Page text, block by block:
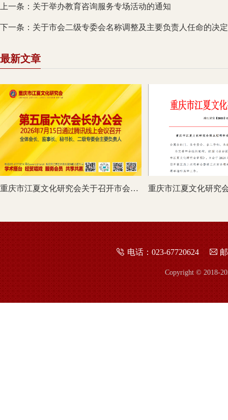
上一条：关于举办教育咨询服务专场活动的通知
下一条：关于市会二级专委会名称调整及主要负责人任命的决定
最新文章
重庆市江夏文化研究会关于召开市会第五届六次会长办公会的通知
电话：023-67720624
Copyright © 2018-